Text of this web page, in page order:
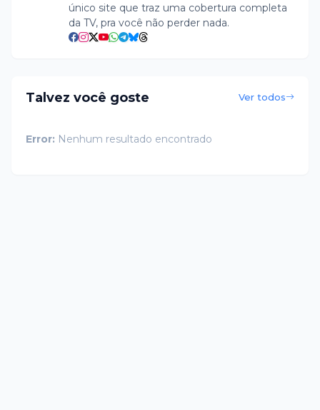
único site que traz uma cobertura completa
da TV, pra você não perder nada.
Talvez você goste Ver todos
Error: Nenhum resultado encontrado